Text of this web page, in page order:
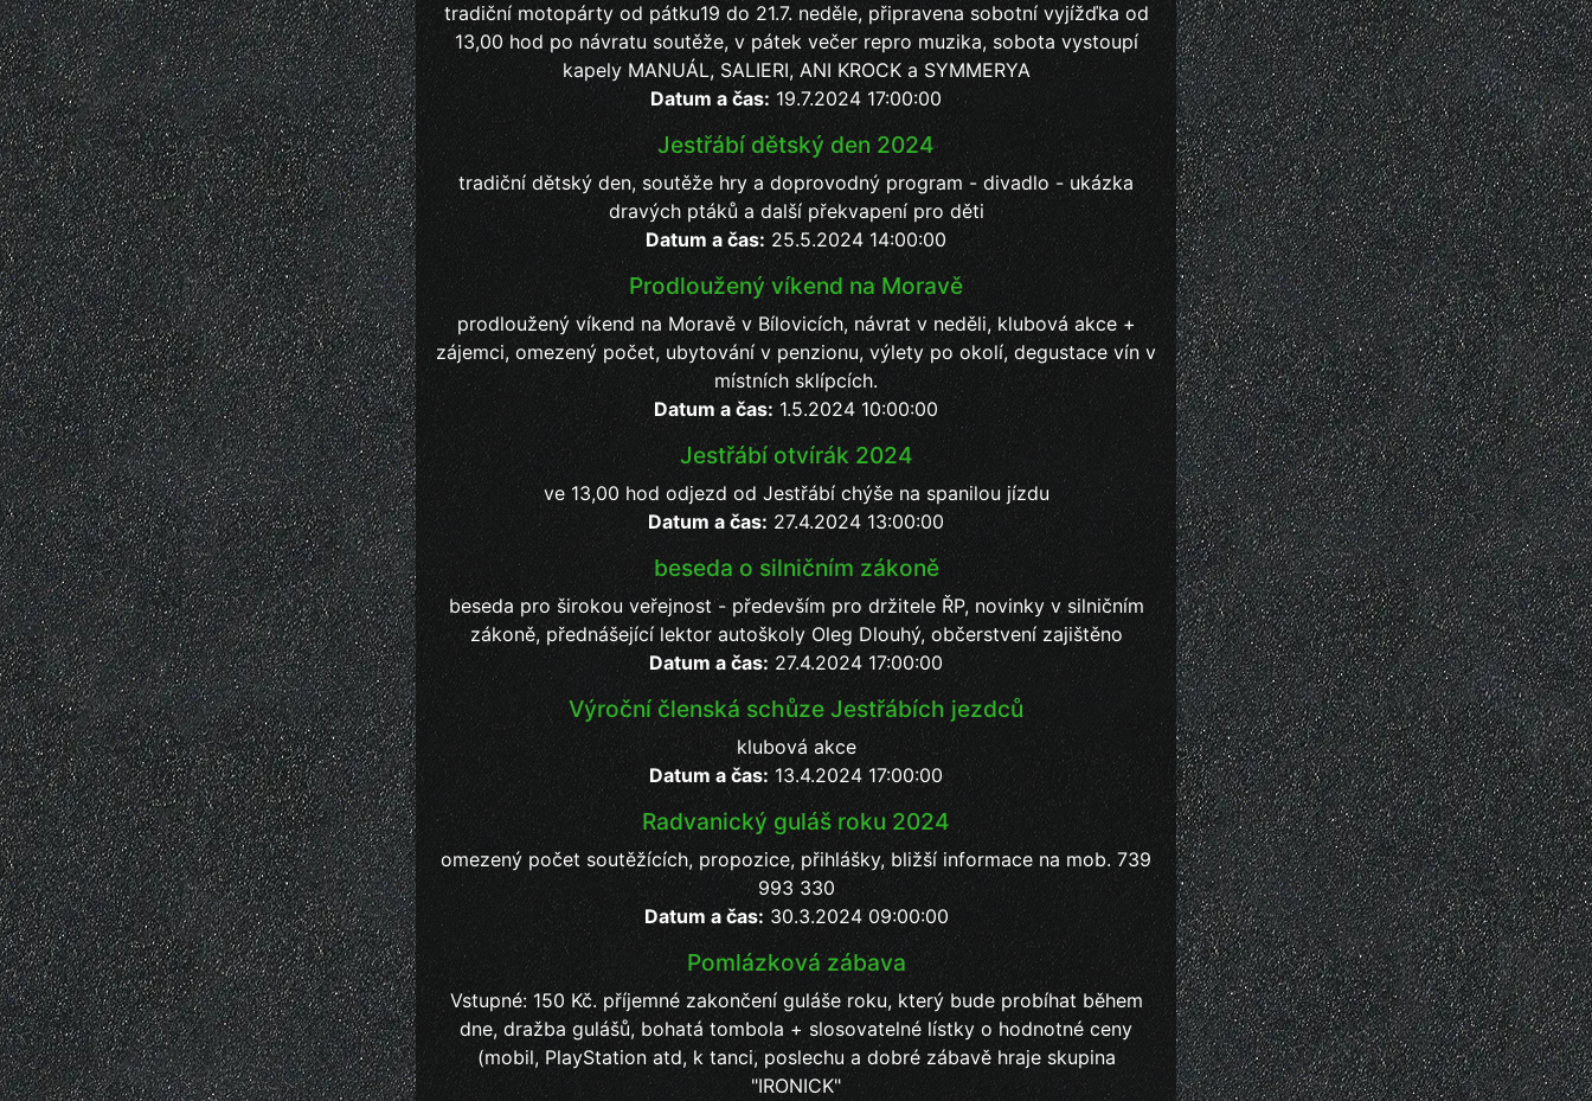
tradiční motopárty od pátku19 do 21.7. neděle, připravena sobotní vyjížďka od
13,00 hod po návratu soutěže, v pátek večer repro muzika, sobota vystoupí
kapely MANUÁL, SALIERI, ANI KROCK a SYMMERYA
Datum a čas: 19.7.2024 17:00:00
Jestřábí dětský den 2024
tradiční dětský den, soutěže hry a doprovodný program - divadlo - ukázka
dravých ptáků a další překvapení pro děti
Datum a čas: 25.5.2024 14:00:00
Prodloužený víkend na Moravě
prodloužený víkend na Moravě v Bílovicích, návrat v neděli, klubová akce +
zájemci, omezený počet, ubytování v penzionu, výlety po okolí, degustace vín v
místních sklípcích.
Datum a čas: 1.5.2024 10:00:00
Jestřábí otvírák 2024
ve 13,00 hod odjezd od Jestřábí chýše na spanilou jízdu
Datum a čas:27.4.2024 13:00:00
beseda o silničním zákoně
beseda pro širokou veřejnost - především pro držitele ŘP, novinky v silničním
zákoně, přednášející lektor autoškoly Oleg Dlouhý, občerstvení zajištěno
Datum a čas: 27.4.2024 17:00:00
Výroční členská schůze Jestřábích jezdců
klubová akce
Datum a čas:13.4.2024 17:00:00
Radvanický guláš roku 2024
omezený počet soutěžících, propozice, přihlášky, bližší informace na mob. 739
993 330
Datum a čas: 30.3.2024 09:00:00
Pomlázková zábava
Vstupné: 150 Kč. příjemné zakončení guláše roku, který bude probíhat během
dne, dražba gulášů, bohatá tombola + slosovatelné lístky o hodnotné ceny
(mobil, PlayStation atd, k tanci, poslechu a dobré zábavě hraje skupina
"IRONICK"